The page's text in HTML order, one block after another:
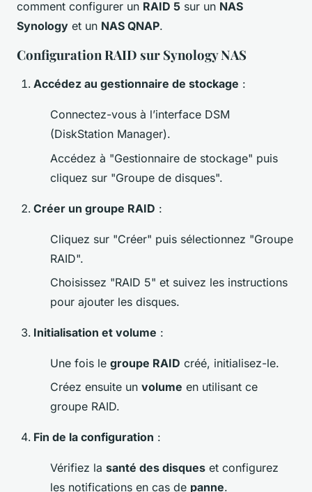
comment configurer un RAID 5 sur un NAS
Synology et un NAS QNAP.
Configuration RAID sur Synology NAS
Accédez au gestionnaire de stockage :
Connectez-vous à l’interface DSM
(DiskStation Manager).
Accédez à "Gestionnaire de stockage" puis
cliquez sur "Groupe de disques".
Créer un groupe RAID :
Cliquez sur "Créer" puis sélectionnez "Groupe
RAID".
Choisissez "RAID 5" et suivez les instructions
pour ajouter les disques.
Initialisation et volume :
Une fois le groupe RAID créé, initialisez-le.
Créez ensuite un volume en utilisant ce
groupe RAID.
Fin de la configuration :
Vérifiez la santé des disques et configurez
les notifications en cas de panne.